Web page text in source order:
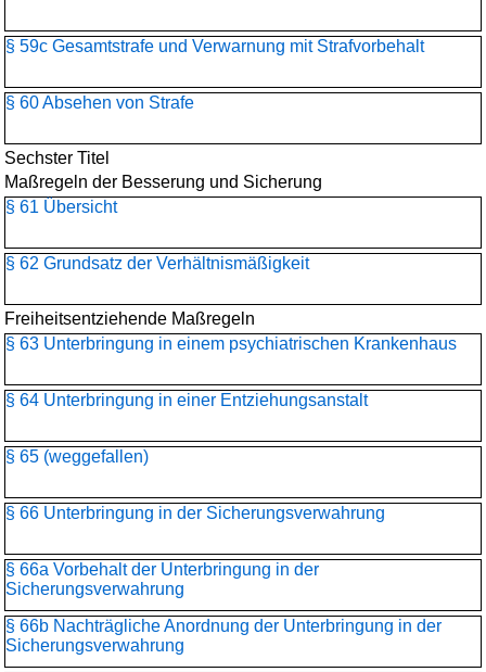
§ 59c Gesamtstrafe und Verwarnung mit Strafvorbehalt
§ 60 Absehen von Strafe
Sechster Titel
Maßregeln der Besserung und Sicherung
§ 61 Übersicht
§ 62 Grundsatz der Verhältnismäßigkeit
Freiheitsentziehende Maßregeln
§ 63 Unterbringung in einem psychiatrischen Krankenhaus
§ 64 Unterbringung in einer Entziehungsanstalt
§ 65 (weggefallen)
§ 66 Unterbringung in der Sicherungsverwahrung
§ 66a Vorbehalt der Unterbringung in der
Sicherungsverwahrung
§ 66b Nachträgliche Anordnung der Unterbringung in der
Sicherungsverwahrung